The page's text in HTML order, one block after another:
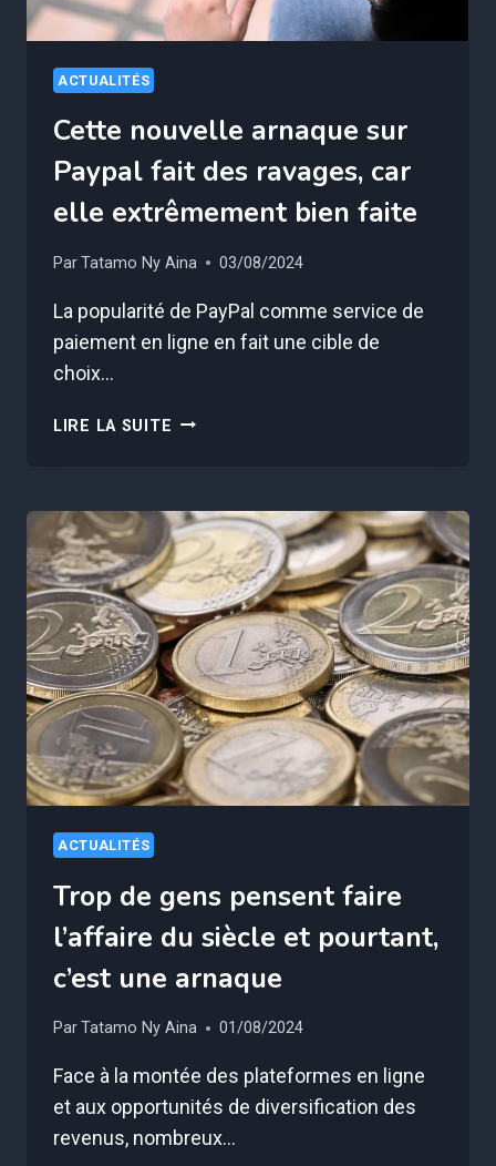
EN
FRANCE
ACTUALITÉS
Cette nouvelle arnaque sur
Paypal fait des ravages, car
elle extrêmement bien faite
ParTatamo Ny Aina 03/08/2024
La popularité de PayPal comme service de
paiement en ligne en fait une cible de
choix…
LIRE LA SUITE CETTE
PAYPAL
FAIT
DES
RAVAGES,
CAR
ELLE
EXTRÊMEMENT
BIEN
FAITE
ACTUALITÉS
Trop de gens pensent faire
l’affaire du siècle et pourtant,
c’est une arnaque
ParTatamo Ny Aina 01/08/2024
Face à la montée des plateformes en ligne
et aux opportunités de diversification des
revenus, nombreux…